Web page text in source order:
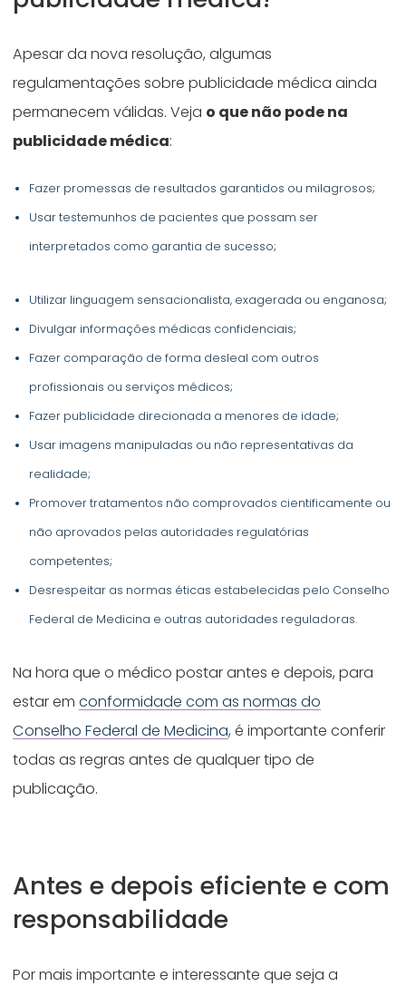
Apesar da nova resolução, algumas
regulamentações sobre publicidade médica ainda
permanecem válidas. Veja o que não pode na
publicidade médica:
Fazer promessas de resultados garantidos ou milagrosos;
Usar testemunhos de pacientes que possam ser
interpretados como garantia de sucesso;
Utilizar linguagem sensacionalista, exagerada ou enganosa;
Divulgar informações médicas confidenciais;
Fazer comparação de forma desleal com outros
profissionais ou serviços médicos;
Fazer publicidade direcionada a menores de idade;
Usar imagens manipuladas ou não representativas da
realidade;
Promover tratamentos não comprovados cientificamente ou
não aprovados pelas autoridades regulatórias
competentes;
Desrespeitar as normas éticas estabelecidas pelo Conselho
Federal de Medicina e outras autoridades reguladoras.
Na hora que o médico postar antes e depois, para
estar emconformidade com as normas do
Conselho Federal de Medicina, é importante conferir
todas as regras antes de qualquer tipo de
publicação.
Antes e depois eficiente e com
responsabilidade
Por mais importante e interessante que seja a